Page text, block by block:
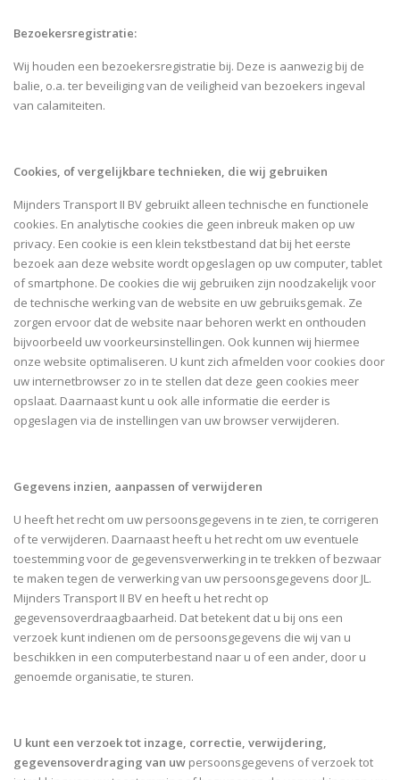
Bezoekersregistratie:
Wij houden een bezoekersregistratie bij. Deze is aanwezig bij de
balie, o.a. ter beveiliging van de veiligheid van bezoekers ingeval
van calamiteiten.
Cookies, of vergelijkbare technieken, die wij gebruiken
Mijnders Transport II BV gebruikt alleen technische en functionele
cookies. En analytische cookies die geen inbreuk maken op uw
privacy. Een cookie is een klein tekstbestand dat bij het eerste
bezoek aan deze website wordt opgeslagen op uw computer, tablet
of smartphone. De cookies die wij gebruiken zijn noodzakelijk voor
de technische werking van de website en uw gebruiksgemak. Ze
zorgen ervoor dat de website naar behoren werkt en onthouden
bijvoorbeeld uw voorkeursinstellingen. Ook kunnen wij hiermee
onze website optimaliseren. U kunt zich afmelden voor cookies door
uw internetbrowser zo in te stellen dat deze geen cookies meer
opslaat. Daarnaast kunt u ook alle informatie die eerder is
opgeslagen via de instellingen van uw browser verwijderen.
Gegevens inzien, aanpassen of verwijderen
U heeft het recht om uw persoonsgegevens in te zien, te corrigeren
of te verwijderen. Daarnaast heeft u het recht om uw eventuele
toestemming voor de gegevensverwerking in te trekken of bezwaar
te maken tegen de verwerking van uw persoonsgegevens door JL.
Mijnders Transport II BV en heeft u het recht op
gegevensoverdraagbaarheid. Dat betekent dat u bij ons een
verzoek kunt indienen om de persoonsgegevens die wij van u
beschikken in een computerbestand naar u of een ander, door u
genoemde organisatie, te sturen.
U kunt een verzoek tot inzage, correctie, verwijdering,
gegevensoverdraging van uw persoonsgegevens of verzoek tot